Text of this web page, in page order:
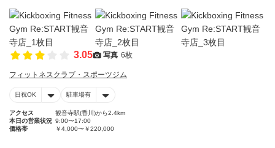
3.05 写真 6枚
フィットネスクラブ・スポーツジム
日祝OK 駐車場有
アクセス
観音寺駅(香川)から2.4km
本日の営業状況 9:00〜17:00
価格帯
￥4,000〜￥220,000